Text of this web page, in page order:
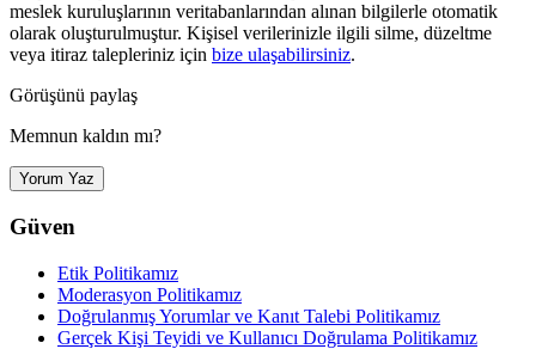
meslek kuruluşlarının veritabanlarından alınan bilgilerle otomatik
olarak oluşturulmuştur. Kişisel verilerinizle ilgili silme, düzeltme
veya itiraz talepleriniz için bize ulaşabilirsiniz.
Görüşünü paylaş
Memnun kaldın mı?
Yorum Yaz
Güven
Etik Politikamız
Moderasyon Politikamız
Doğrulanmış Yorumlar ve Kanıt Talebi Politikamız
Gerçek Kişi Teyidi ve Kullanıcı Doğrulama Politikamız